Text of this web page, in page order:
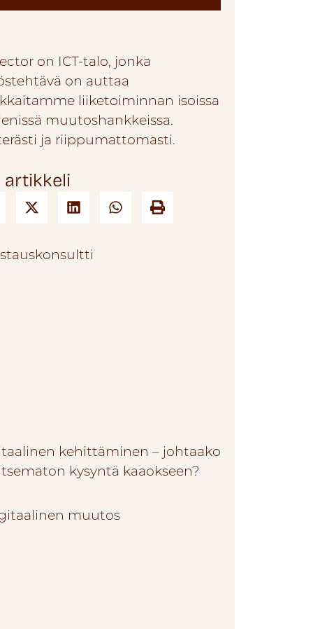
on ICT-talo, jonka
on auttaa
liiketoiminnan isoissa
muutoshankkeissa.
ja riippumattomasti.
artikkeli
kehittäminen – johtaako
kysyntä kaaokseen?